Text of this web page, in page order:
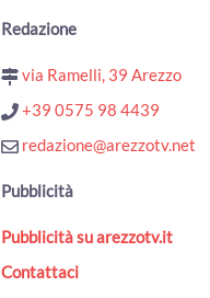
Redazione
via Ramelli, 39 Arezzo
+39 0575 98 4439
redazione@arezzotv.net
Pubblicità
Pubblicità su arezzotv.it
Contattaci